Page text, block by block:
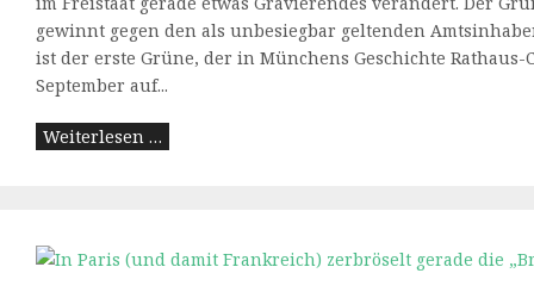
gewinnt gegen den als unbesiegbar geltenden
ist der erste Grüne, der in Münchens Geschichte Rathaus-
September auf...
Weiterlesen …